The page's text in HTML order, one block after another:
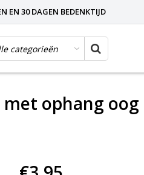
EN 30 DAGEN BEDENKTIJD
ophang oog